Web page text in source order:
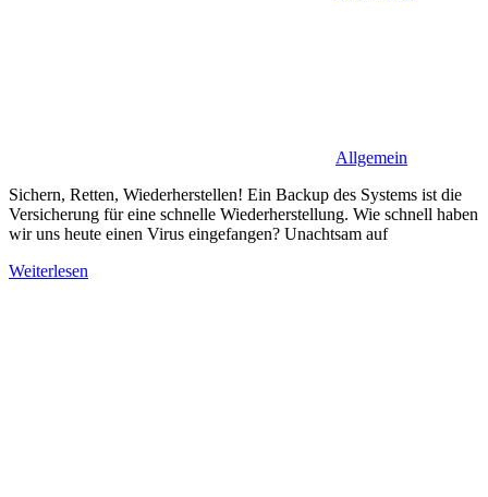
Allgemein
Sichern, Retten, Wiederherstellen! Ein Backup des Systems ist die
Versicherung für eine schnelle Wiederherstellung. Wie schnell haben
wir uns heute einen Virus eingefangen? Unachtsam auf
Weiterlesen